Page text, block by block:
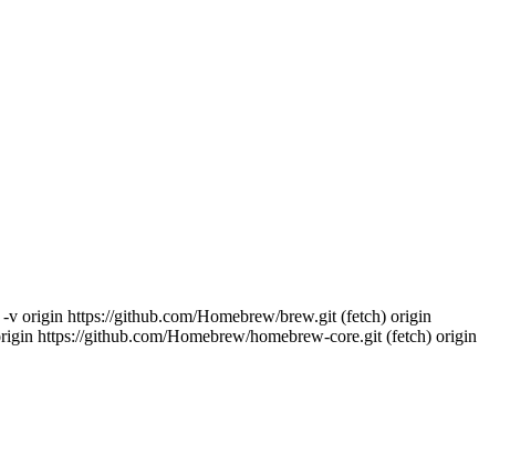
origin https://github.com/Homebrew/brew.git (fetch) origin
https://github.com/Homebrew/homebrew-core.git (fetch) origin